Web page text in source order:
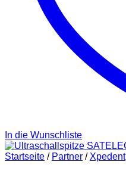
In die Wunschliste
Startseite / Partner / Xpedent